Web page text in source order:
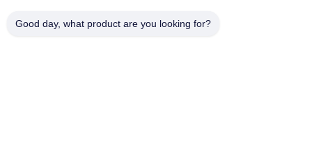
Good day, what product are you looking for?